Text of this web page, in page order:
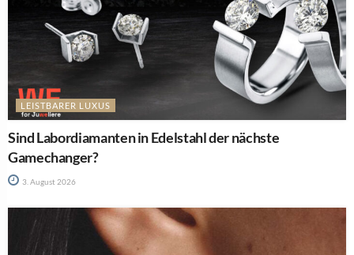
LEISTBARER LUXUS
Sind Labordiamanten in Edelstahl der nächste
Gamechanger?
3. August 2026